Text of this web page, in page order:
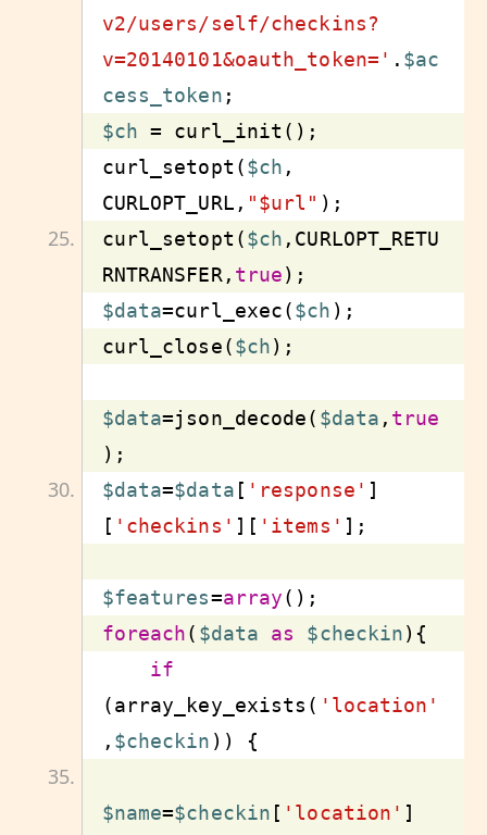
v2/users/self/checkins?
v=20140101&oauth_token=' . $ac
cess_token
$ch
curl_setopt($ch ,
CURLOPT_URL, "$url"
curl_setopt($ch ,CURLOPT_RETU
RNTRANSFER, true
$data=curl_exec($ch
curl_close($ch
$data=json_decode( $data , true
$data=$data [ 'response' ]
[ 'checkins' ][ 'items'
$features=array
foreach( $data as $checkin
if
(array_key_exists( 'location'
, $checkin
$name=$checkin [ 'location' ]